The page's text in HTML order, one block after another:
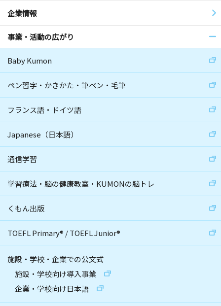
企業情報
事業・活動の広がり
Baby Kumon
ペン習字・かきかた・筆ペン・毛筆
フランス語・ドイツ語
Japanese（日本語）
通信学習
学習療法・脳の健康教室・KUMONの脳トレ
くもん出版
TOEFL Primary® /TOEFL Junior®
施設・学校・企業での公文式
施設・学校向け導入事業
企業・学校向け日本語